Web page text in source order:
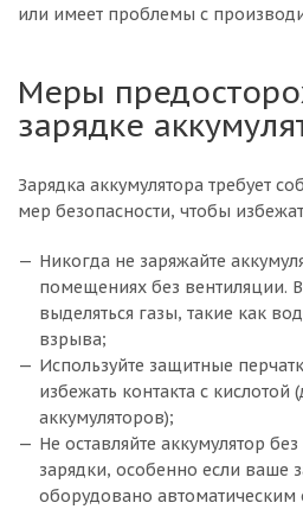
или имеет проблемы с
Меры
зарядке
Зарядка аккумулятора требует
мер безопасности, чтобы
Никогда не заряжайте
помещениях без вентиляции.
выделяться газы, такие как
взрыва;
Используйте защитные
избежать контакта с
аккумуляторов);
Не оставляйте аккумулятор
зарядки, особенно если ваше
оборудовано автоматическим